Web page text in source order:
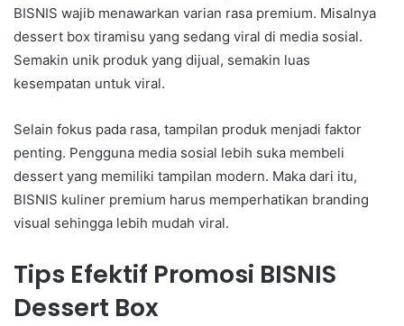
BISNIS wajib menawarkan varian rasa premium. Misalnya
dessert box tiramisu yang sedang viral di media sosial.
Semakin unik produk yang dijual, semakin luas
kesempatan untuk viral.
Selain fokus pada rasa, tampilan produk menjadi faktor
penting. Pengguna media sosial lebih suka membeli
dessert yang memiliki tampilan modern. Maka dari itu,
BISNIS kuliner premium harus memperhatikan branding
visual sehingga lebih mudah viral.
Tips Efektif Promosi BISNIS
Dessert Box